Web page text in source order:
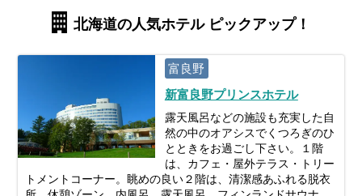
北海道の人気ホテル ピックアップ！
富良野
新富良野プリンスホテル
露天風呂などの施設も充実した自
然の中のオアシスでくつろぎのひ
とときをお過ごし下さい。１階
は、カフェ・屋外テラス・トリー
トメントコーナー。眺めの良い２階は、清潔感あふれる脱衣